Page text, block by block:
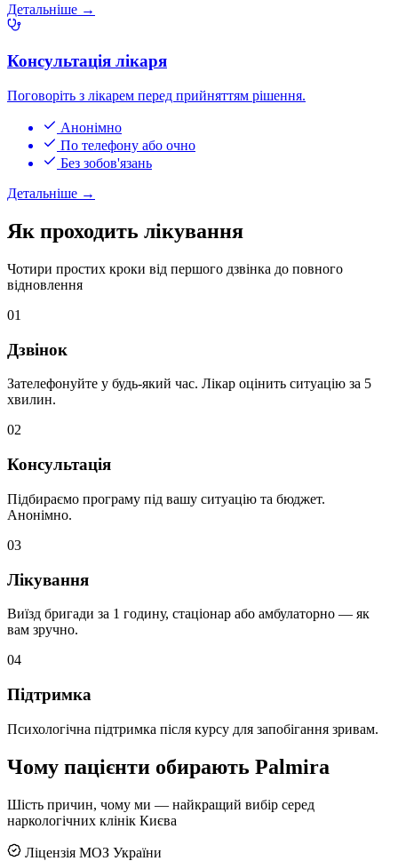
Детальніше →
Консультація лікаря
Поговоріть з лікарем перед прийняттям рішення.
Анонімно
По телефону або очно
Без зобов'язань
Детальніше →
Як проходить лікування
Чотири простих кроки від першого дзвінка до повного
відновлення
01
Дзвінок
Зателефонуйте у будь-який час. Лікар оцінить ситуацію за 5
хвилин.
02
Консультація
Підбираємо програму під вашу ситуацію та бюджет.
Анонімно.
03
Лікування
Виїзд бригади за 1 годину, стаціонар або амбулаторно — як
вам зручно.
04
Підтримка
Психологічна підтримка після курсу для запобігання зривам.
Чому пацієнти обирають Palmira
Шість причин, чому ми — найкращий вибір серед
наркологічних клінік Києва
Ліцензія МОЗ України